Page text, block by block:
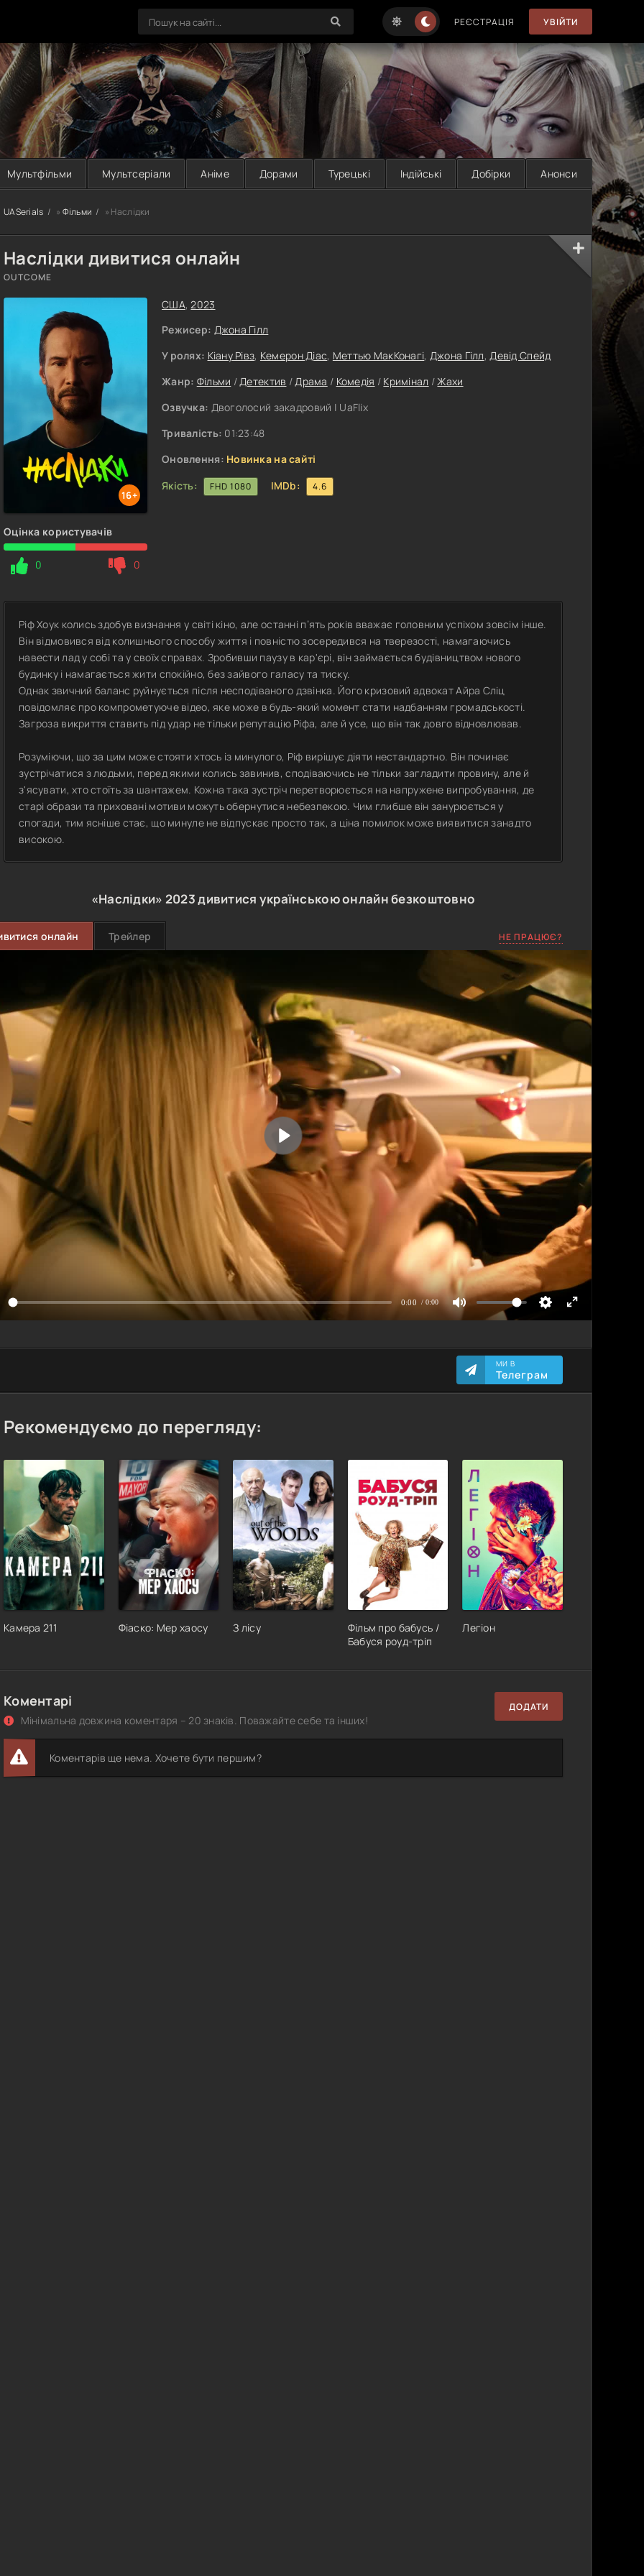
РЕЄСТРАЦІЯ УВІЙТИ
Мультфільми Мультсеріали Аніме Дорами Турецькі Індійські Добірки Анонси
UASerials » Фільми » Наслідки
Наслідки дивитися онлайн
OUTCOME
16+
Оцінка користувачів
0 0
США,2023
Режисер: Джона Гілл
У ролях: Кіану Рівз, Кемерон Діас, Меттью МакКонагі, Джона Гілл,Девід Спейд
Жанр: Фільми /Детектив /Драма / Комедія / Кримінал /Жахи
Озвучка: Двоголосий закадровий | UaFlix
Тривалість: 01:23:48
Оновлення: Новинка на сайті
Якість:
FHD 1080 IMDb: 4.6
Ріф Хоук колись здобув визнання у світі кіно, але останні п’ять років вважає головним успіхом зовсім інше.
Він відмовився від колишнього способу життя і повністю зосередився на тверезості, намагаючись
навести лад у собі та у своїх справах. Зробивши паузу в кар'єрі, він займається будівництвом нового
будинку і намагається жити спокійно, без зайвого галасу та тиску.
Однак звичний баланс руйнується після несподіваного дзвінка. Його кризовий адвокат Айра Сліц
повідомляє про компрометуюче відео, яке може в будь-який момент стати надбанням громадськості.
Загроза викриття ставить під удар не тільки репутацію Ріфа, але й усе, що він так довго відновлював.
Розуміючи, що за цим може стояти хтось із минулого, Ріф вирішує діяти нестандартно. Він починає
зустрічатися з людьми, перед якими колись завинив, сподіваючись не тільки загладити провину, але й
з'ясувати, хто стоїть за шантажем. Кожна така зустріч перетворюється на напружене випробування, де
старі образи та приховані мотиви можуть обернутися небезпекою. Чим глибше він занурюється у
спогади, тим ясніше стає, що минуле не відпускає просто так, а ціна помилок може виявитися занадто
високою.
«Наслідки» 2023дивитися українською онлайн безкоштовно
онлайн Трейлер НЕ ПРАЦЮЄ?
МИ В
Телеграм
Рекомендуємо до перегляду:
Камера 211 Фіаско: Мер хаосу З лісу
Фільм про бабусь /
Бабуся роуд-тріп
Легіон
Коментарі
Мінімальна довжина коментаря – 20 знаків. Поважайте себе та інших!
ДОДАТИ
Коментарів ще нема. Хочете бути першим?